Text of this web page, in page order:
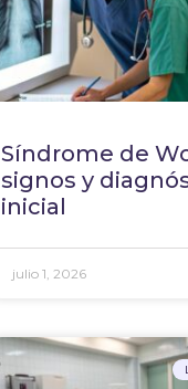
Síndrome de
signos y
inicial
julio 1, 2026